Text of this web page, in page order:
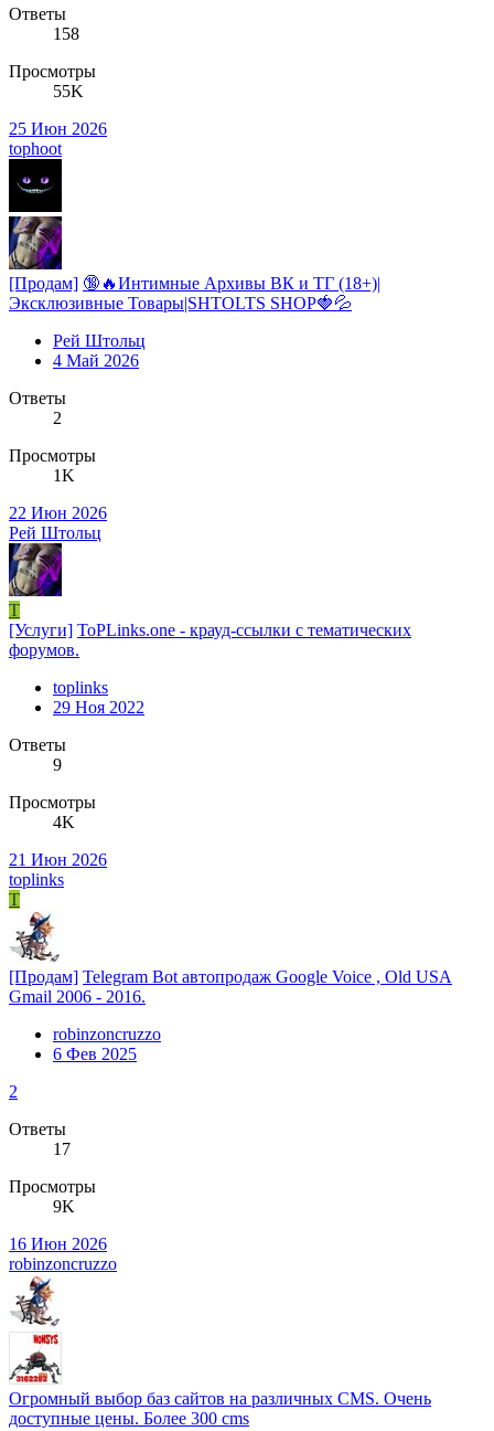
Ответы
158
Просмотры
55K
25 Июн 2026
tophoot
[Продам] 🔞🔥Интимные Архивы ВК и ТГ (18+)|
Эксклюзивные Товары|SHTOLTS SHOP🍓💦
Рей Штольц
4 Май 2026
Ответы
2
Просмотры
1K
22 Июн 2026
Рей Штольц
T
[Услуги] ToPLinks.one - крауд-ссылки с тематических
форумов.
toplinks
29 Ноя 2022
Ответы
9
Просмотры
4K
21 Июн 2026
toplinks
T
[Продам] Telegram Bot автопродаж Google Voice , Old USA
Gmail 2006 - 2016.
robinzoncruzzo
6 Фев 2025
2
Ответы
17
Просмотры
9K
16 Июн 2026
robinzoncruzzo
Огромный выбор баз сайтов на различных CMS. Очень
доступные цены. Более 300 cms